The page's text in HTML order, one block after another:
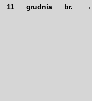
11 grudnia br. →